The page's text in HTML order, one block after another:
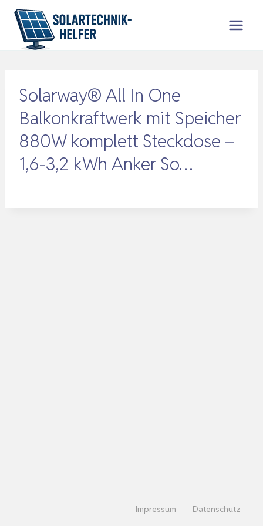
Zum
Inhalt
springen
Solarway® All In One
Balkonkraftwerk mit Speicher
880W komplett Steckdose –
1,6-3,2 kWh Anker So…
Impressum Datenschutz